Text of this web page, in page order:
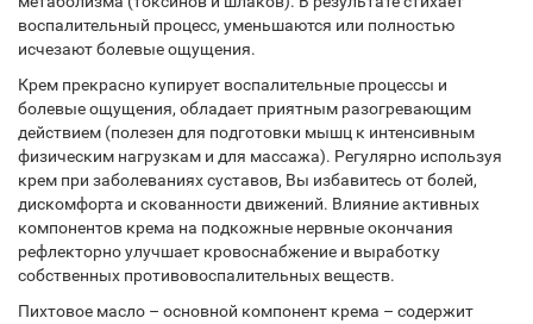
воспалительный процесс, уменьшаются или полностью
исчезают болевые ощущения.
Крем прекрасно купирует воспалительные процессы и
болевые ощущения, обладает приятным разогревающим
действием (полезен для подготовки мышц к интенсивным
физическим нагрузкам и для массажа). Регулярно используя
крем при заболеваниях суставов, Вы избавитесь от болей,
дискомфорта и скованности движений. Влияние активных
компонентов крема на подкожные нервные окончания
рефлекторно улучшает кровоснабжение и выработку
собственных противовоспалительных веществ.
Пихтовое масло – основной компонент крема – содержит